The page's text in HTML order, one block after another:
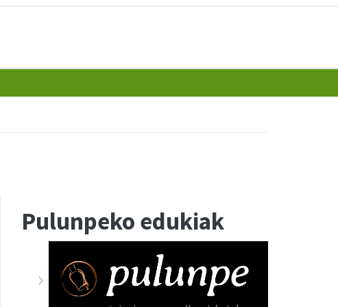
Pulunpeko edukiak